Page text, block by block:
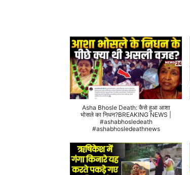
Asha Bhosle Death: कैसे हुआ आशा
भोसले का निधन?BREAKING NEWS |
#ashabhosledeath
#ashabhosledeathnews